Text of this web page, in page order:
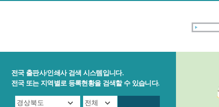
전국 출판사/인쇄사 검색 시스템입니다.
전국 또는 지역별로 등록현황을 검색할 수 있습니다.